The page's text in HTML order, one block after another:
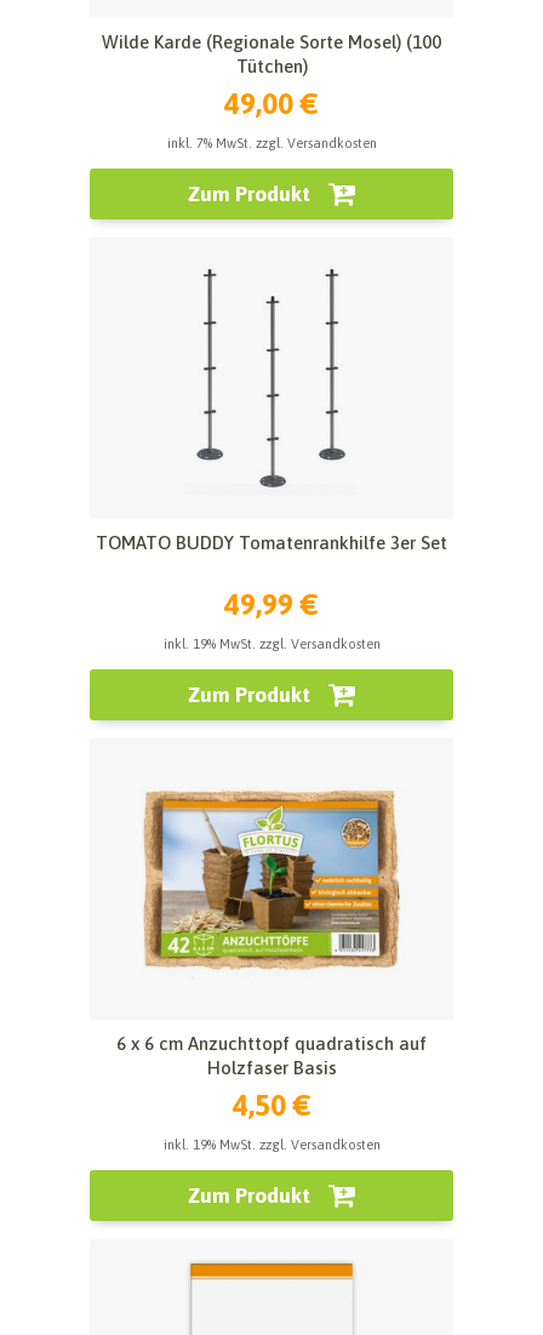
Wilde Karde (Regionale Sorte Mosel) (100
Tütchen)
49,00 €
inkl. 7% MwSt. zzgl. Versandkosten
Zum Produkt
TOMATO BUDDY Tomatenrankhilfe 3er Set
49,99 €
inkl. 19% MwSt. zzgl. Versandkosten
Zum Produkt
6 x 6 cm Anzuchttopf quadratisch auf
Holzfaser Basis
4,50 €
inkl. 19% MwSt. zzgl. Versandkosten
Zum Produkt